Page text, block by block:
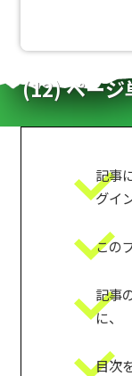
(12) ページ
記事
グイ
この
記事
に、
目次